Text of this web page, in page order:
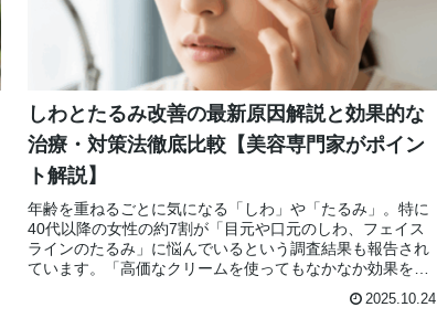
しわとたるみ改善の最新原因解説と効果的な
治療・対策法徹底比較【美容専門家がポイン
ト解説】
年齢を重ねるごとに気になる「しわ」や「たるみ」。特に
40代以降の女性の約7割が「目元や口元のしわ、フェイス
ラインのたるみ」に悩んでいるという調査結果も報告され
ています。「高価なクリームを使ってもなかなか効果を感
2025.10.24